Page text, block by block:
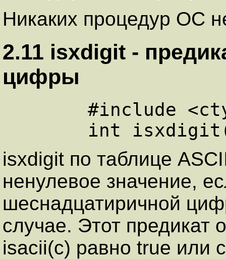
Никаких процедур ОС
2.11 isxdigit -
цифpы
isxdigit по таблице
ненулевое значение,
шеснадцатиричной
случае. Этот предикат
isacii(c) равно true или